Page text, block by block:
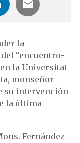
la
“encuentro-
la Universitat
monseñor
su intervención
la última
Fernández